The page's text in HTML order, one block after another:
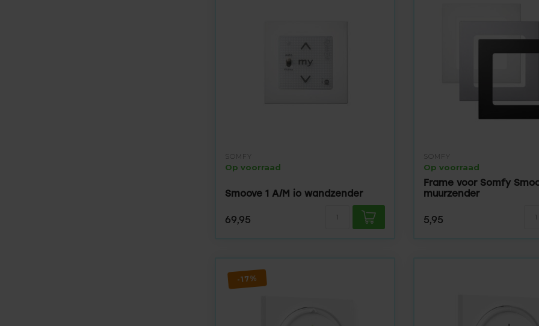
SOMFY
Op voorraad
Smoove 1 A/M io wandzender
69,95
SOMFY
Op voorraad
Frame voor Somfy
muurzender
5,95
-17%